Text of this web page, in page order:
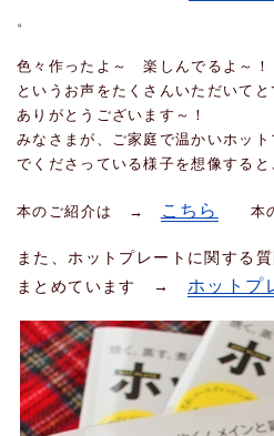
。
色々作ったよ～ 楽しんでるよ～！
というお声をたくさんいただいて
ありがとうございます～！
みなさまが、ご家庭で温かいホッ
でくださっている様子を想像すると
本のご紹介は → こちら 本の
また、ホットプレートに関する
まとめています → ホットプ